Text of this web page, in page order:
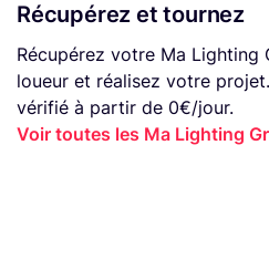
Récupérez et tournez
Récupérez votre Ma Lighting
loueur et réalisez votre
vérifié à partir de 0€/jour.
Voir toutes les Ma Lighting